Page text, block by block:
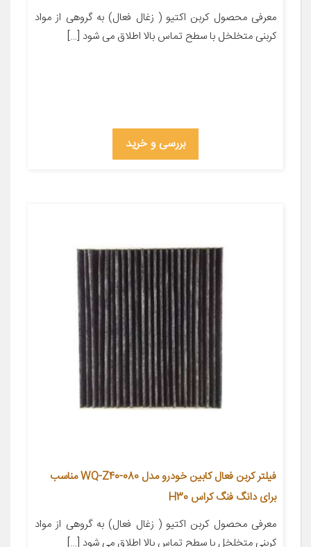
معرفی محصول کربن اکتیو ( زغال فعال) به گروهی از مواد
کربنی متخلخل با سطح تماس بالا اطلاق می شود […]
بررسی و خرید
فیلتر کربن فعال کابین خودرو مدل WQ-Z40-080 مناسب
برای دانگ فنگ کراس H30
معرفی محصول کربن اکتیو ( زغال فعال) به گروهی از مواد
کربنی متخلخل با سطح تماس بالا اطلاق می شود […]